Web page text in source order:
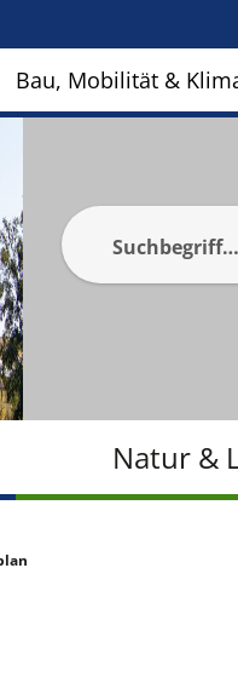
Bau, Mobilität &
Natur &